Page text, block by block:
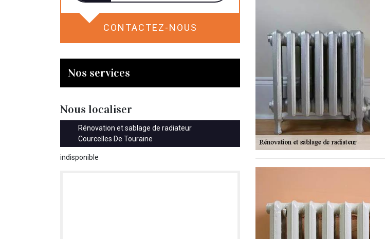
CONTACTEZ-NOUS
Nos services
Nous localiser
Rénovation et sablage de radiateur
Courcelles De Touraine
indisponible